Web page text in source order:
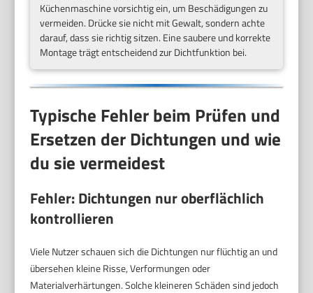
Küchenmaschine vorsichtig ein, um Beschädigungen zu
vermeiden. Drücke sie nicht mit Gewalt, sondern achte
darauf, dass sie richtig sitzen. Eine saubere und korrekte
Montage trägt entscheidend zur Dichtfunktion bei.
Typische Fehler beim Prüfen und
Ersetzen der Dichtungen und wie
du sie vermeidest
Fehler: Dichtungen nur oberflächlich
kontrollieren
Viele Nutzer schauen sich die Dichtungen nur flüchtig an und
übersehen kleine Risse, Verformungen oder
Materialverhärtungen. Solche kleineren Schäden sind jedoch